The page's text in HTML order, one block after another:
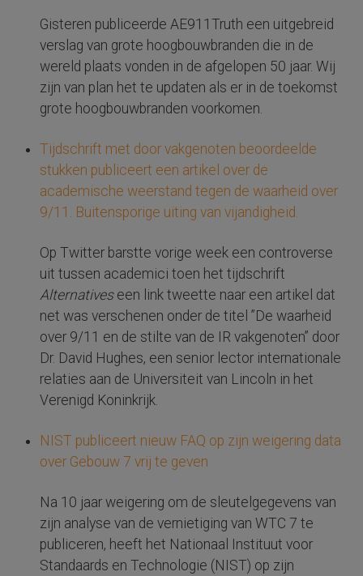
Gisteren publiceerde AE911Truth een uitgebreid
verslag van grote hoogbouwbranden die in de
wereld plaats vonden in de afgelopen 50 jaar. Wij
zijn van plan het te updaten als er in de toekomst
grote hoogbouwbranden voorkomen.
Tijdschrift met door vakgenoten beoordeelde
stukken publiceert een artikel over de
academische weerstand tegen de waarheid over
9/11. Buitensporige uiting van vijandigheid.
Op Twitter barstte vorige week een controverse
uit tussen academici toen het tijdschrift
Alternativeseen link tweette naar een artikel dat
net was verschenen onder de titel ”De waarheid
over 9/11 en de stilte van de IR vakgenoten” door
Dr. David Hughes, een senior lector internationale
relaties aan de Universiteit van Lincoln in het
Verenigd Koninkrijk.
NIST publiceert nieuw FAQ op zijn weigering data
over Gebouw 7 vrij te geven
Na 10 jaar weigering om de sleutelgegevens van
zijn analyse van de vernietiging van WTC 7 te
publiceren, heeft het Nationaal Instituut voor
Standaards en Technologie (NIST) op zijn